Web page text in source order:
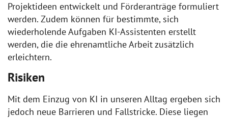
Projektideen entwickelt und Förderanträge formuliert
werden. Zudem können für bestimmte, sich
wiederholende Aufgaben KI-Assistenten erstellt
werden, die die ehrenamtliche Arbeit zusätzlich
erleichtern.
Risiken
Mit dem Einzug von KI in unseren Alltag ergeben sich
jedoch neue Barrieren und Fallstricke. Diese liegen